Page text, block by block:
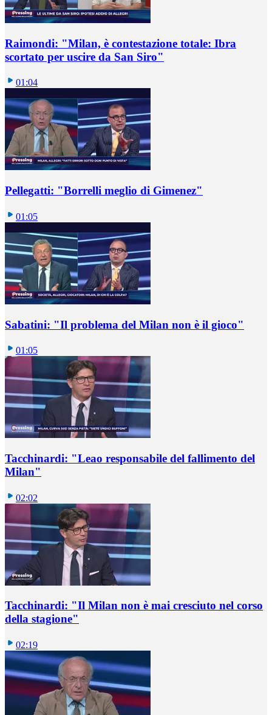
Raimondi: "Milan, è contestazione totale: Ibra
scortato per uscire da San Siro"
01:04
Pellegatti: "Borrelli meglio di Gimenez"
01:05
Sabatini: "Il problema del Milan non è il gioco"
01:05
Tacchinardi: "Leao responsabile del fallimento del
Milan"
02:02
Tacchinardi: "Il Milan non è mai cresciuto nel corso
della stagione"
02:19